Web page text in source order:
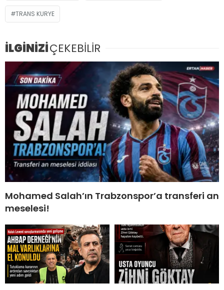
TRANS KURYE
İLGİNİZİÇEKEBİLİR
Mohamed Salah’ın Trabzonspor’a transferi an
meselesi!